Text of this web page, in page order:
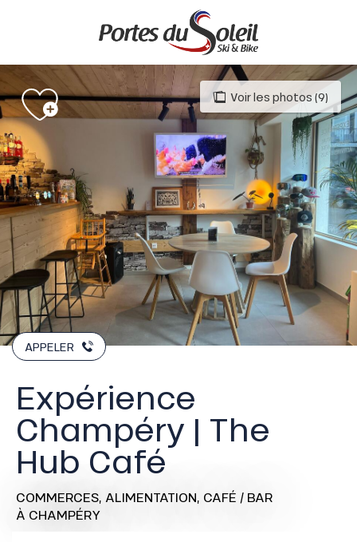
principal
Voir les photos (9)
APPELER
Expérience
Champéry | The
Hub Café
COMMERCES, ALIMENTATION, CAFÉ / BAR
À CHAMPÉRY